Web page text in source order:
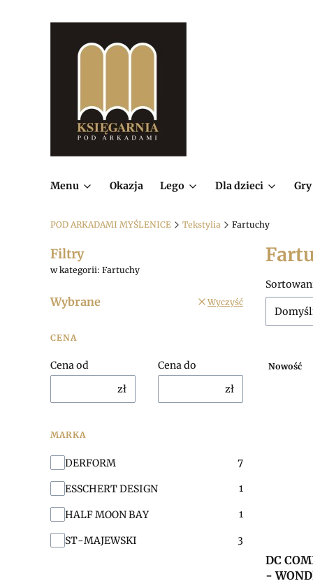
Menu Okazja Lego Dla dzieci Gry
POD ARKADAMI MYŚLENICE Tekstylia Fartuchy
Filtry
w kategorii: Fartuchy
Wybrane Wyczyść
CENA
Cena od
zł
Cena do
zł
MARKA
Marka
DERFORM 7
ESSCHERT DESIGN 1
HALF MOON BAY 1
ST-MAJEWSKI 3
Lista
Nowość
DC
-